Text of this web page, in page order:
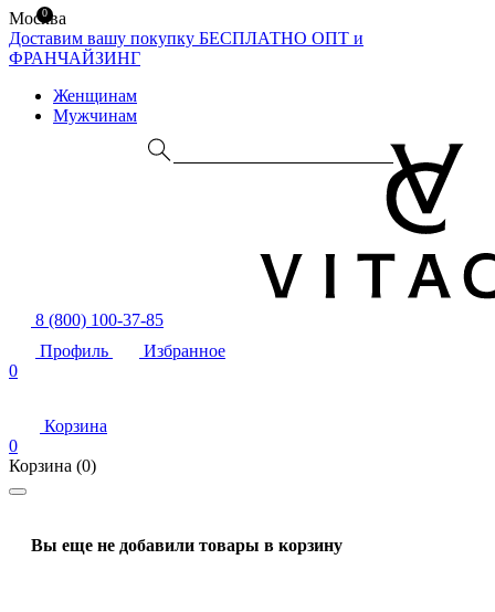
Москва
Доставим вашу покупку БЕСПЛАТНО ОПТ и
ФРАНЧАЙЗИНГ
Женщинам
Мужчинам
8 (800) 100-37-85
Профиль
Избранное
0
Корзина
0
Корзина (0)
Вы еще не добавили товары в корзину
0